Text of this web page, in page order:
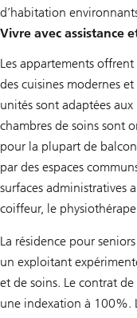
d’habitation
Vivre avec assistance
Les appartements
des cuisines modernes et
unités sont adaptées aux
chambres de soins sont
pour la plupart de
par des espaces
surfaces administratives
coiffeur, le
La résidence pour
un exploitant
et de soins. Le contrat
une indexation à 100%.